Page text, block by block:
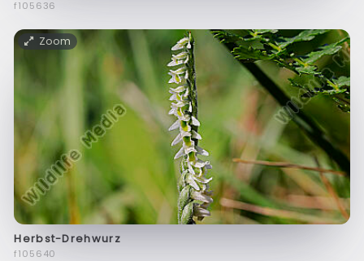
f105636
Zoom
Herbst-Drehwurz
f105640